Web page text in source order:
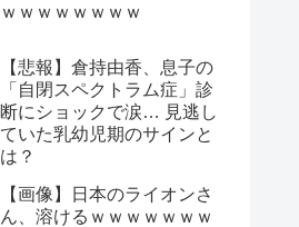
ｗｗｗｗｗｗｗｗ
【悲報】倉持由香、息子の
「自閉スペクトラム症」診
断にショックで涙… 見逃し
ていた乳幼児期のサインと
は？
【画像】日本のライオンさ
ん、溶けるｗｗｗｗｗｗｗ